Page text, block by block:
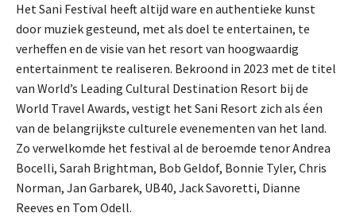
Het Sani Festival heeft altijd ware en authentieke kunst
door muziek gesteund, met als doel te entertainen, te
verheffen en de visie van het resort van hoogwaardig
entertainment te realiseren. Bekroond in 2023 met de titel
van World’s Leading Cultural Destination Resort bij de
World Travel Awards, vestigt het Sani Resort zich als éen
van de belangrijkste culturele evenementen van het land.
Zo verwelkomde het festival al de beroemde tenor Andrea
Bocelli, Sarah Brightman, Bob Geldof, Bonnie Tyler, Chris
Norman, Jan Garbarek, UB40, Jack Savoretti, Dianne
Reeves en Tom Odell.